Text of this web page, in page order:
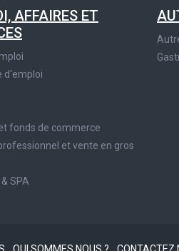
AFFAIRES ET
d'emploi
fonds de commerce
et vente en gros
SPA